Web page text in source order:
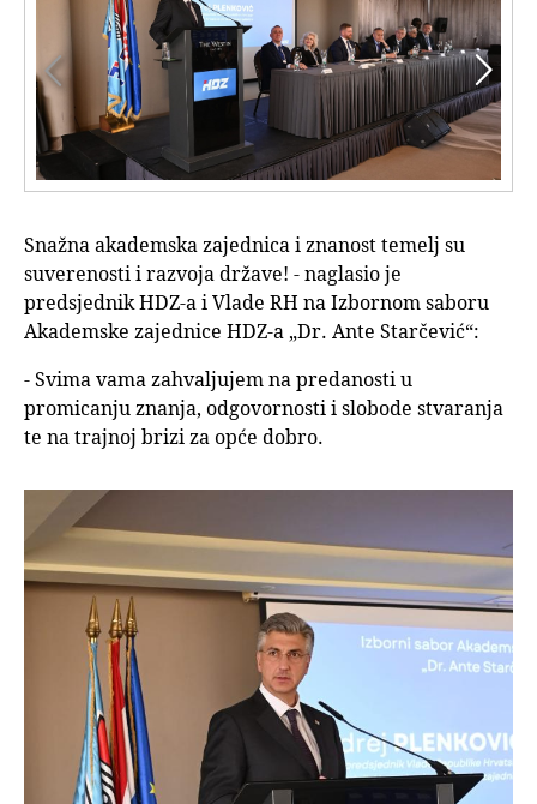


Snažna akademska zajednica i znanost temelj su
suverenosti i razvoja države! - naglasio je
predsjednik HDZ-a i Vlade RH na Izbornom saboru
Akademske zajednice HDZ-a „Dr. Ante Starčević“:
- Svima vama zahvaljujem na predanosti u
promicanju znanja, odgovornosti i slobode stvaranja
te na trajnoj brizi za opće dobro.